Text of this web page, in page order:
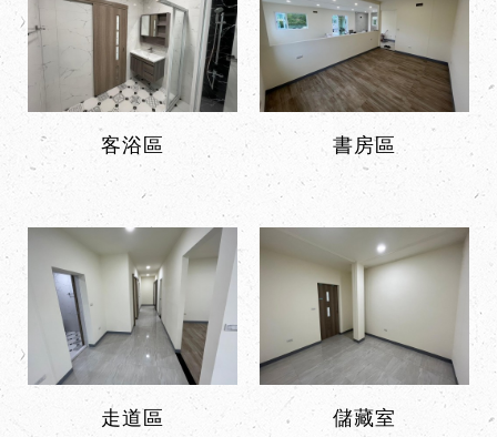
客浴區 書房區
走道區 儲藏室